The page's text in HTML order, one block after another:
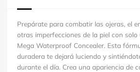
Prepárate para combatir las ojeras, el
otras imperfecciones de la piel con
Mega Waterproof Concealer. Esta
duradera te dejará luciendo y
durante el día. Crea una apariencia de